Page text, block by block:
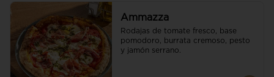
Ammazza
Rodajas de tomate fresco, base
pomodoro, burrata cremoso, pesto
y jamón serrano.